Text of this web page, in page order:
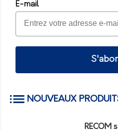
E-mail
NOUVEAUX
RECOM